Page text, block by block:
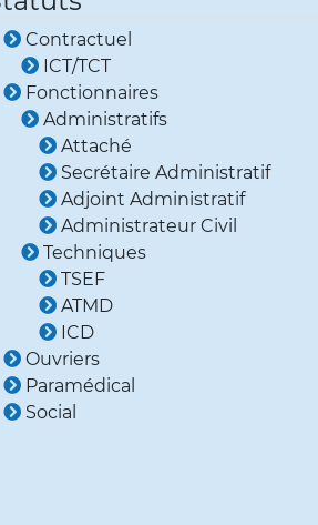
Statuts
Contractuel
ICT/TCT
Fonctionnaires